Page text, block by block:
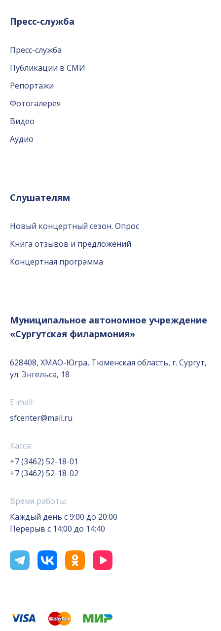
Пресс-служба
Пресс-служба
Публикации в СМИ
Репортажи
Фотогалерея
Видео
Аудио
Слушателям
Новый концертный сезон. Опрос
Книга отзывов и предложений
Концертная программа
Муниципальное автономное учреждение
«Сургутская филармония»
628408, ХМАО-Югра, Тюменская область, г. Сургут,
ул. Энгельса, 18
E-mail:
sfcenter@mail.ru
Касса:
+7 (3462) 52-18-01
+7 (3462) 52-18-02
Время работы:
Каждый день с 9:00 до 20:00
Перерыв с 14:00 до 14:40